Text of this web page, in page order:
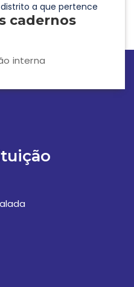
a que pertence
cadernos
interna